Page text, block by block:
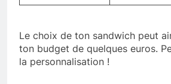
Le choix de ton sandwich peut
ton budget de quelques euros.
la personnalisation !